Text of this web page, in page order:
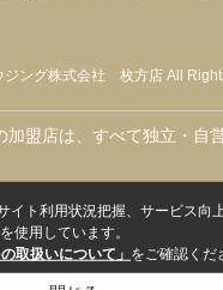
ジング株式会社 枚方店 All
盟店は、すべて独立・自営
イト利用状況把握、サービス向
使用しています。
取扱いについて」 をご確認くだ